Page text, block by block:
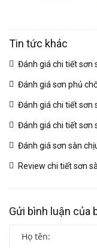
Tin tức khác
Đánh giá chi tiết sơn
MIO B18 RAL | VINP
Đánh giá sơn phủ
RAL chuyên sâu |
Đánh giá chi tiết sơn
B17 RAL | VINP
Đánh giá chi tiết sơn
Đánh giá sơn sàn
(04/03/
Review chi tiết sơn
Gửi bình luận của